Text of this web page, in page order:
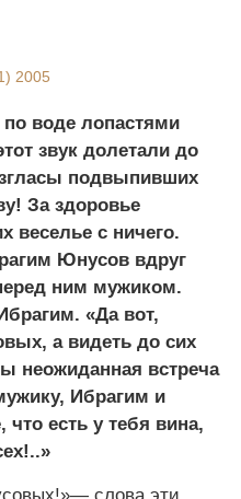
2005
воде лопастями
звук долетали до
подвыпивших
За здоровье
веселье с ничего.
Юнусов вдруг
ним мужиком.
«Да вот,
а видеть до сих
неожиданная встреча
Ибрагим и
есть у тебя вина,